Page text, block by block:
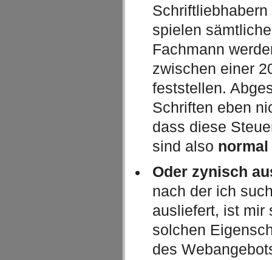
spielen
Fachmann
zwischen einer
feststellen.
Schriften eben
dass diese
sind also normal
Oder zynisch
nach der ich
ausliefert, ist mir
solchen
des